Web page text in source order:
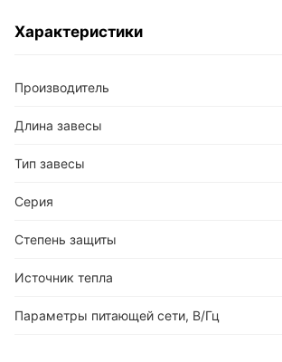
Характеристики
Производитель
Длина завесы
Тип завесы
Серия
Степень защиты
Источник тепла
Параметры питающей сети, В/Гц